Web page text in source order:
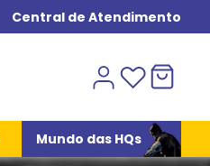
Central de Atendimento
Mundo das HQs